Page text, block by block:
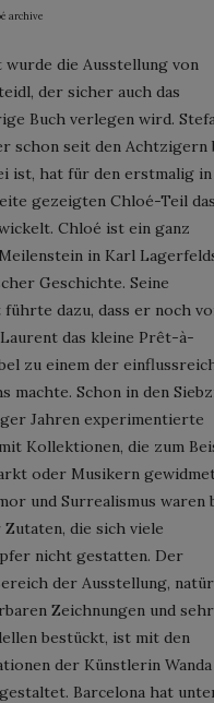
archive
die Ausstellung von
der sicher auch das
Buch verlegen wird.
schon seit den Achtzigern
ist, hat für den erstmalig in
gezeigten Chloé-Teil das
Chloé ist ein ganz
in Karl
Geschichte. Seine
dazu, dass er noch
Laurent das kleine Prêt-à-
zu einem der
machte. Schon in den
Jahren experimentierte
Kollektionen, die zum
oder Musikern
und Surrealismus waren
die sich viele
nicht gestatten. Der
der Ausstellung,
Zeichnungen und sehr
bestückt, ist mit den
der Künstlerin Wanda
Barcelona hat